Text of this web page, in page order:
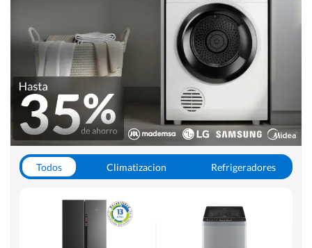
Todos Climatizacion
Refrigeradores
Hornos y Microondas